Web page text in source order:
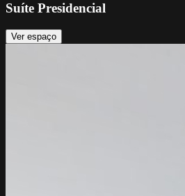
Suíte Presidencial
Ver espaço